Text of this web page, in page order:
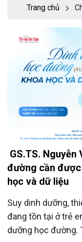
Trang chủ
GS.TS. Nguyễn
đường cần
học và dữ liệu
Suy dinh dưỡng,
đang tồn tại ở trẻ
dưỡng học đường.